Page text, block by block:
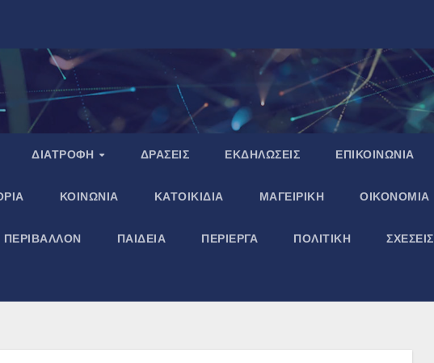
ΔΙΑΤΡΟΦΗ ΔΡΑΣΕΙΣ ΕΚΔΗΛΩΣΕΙΣ ΕΠΙΚΟΙΝΩΝΙΑ
ΚΟΙΝΩΝΙΑ ΚΑΤΟΙΚΙΔΙΑ ΜΑΓΕΙΡΙΚΗ ΟΙΚΟΝΟΜΙΑ
ΠΕΡΙΒΑΛΛΟΝ ΠΑΙΔΕΙΑ ΠΕΡΙΕΡΓΑ ΠΟΛΙΤΙΚΗ ΣΧΕΣΕΙΣ